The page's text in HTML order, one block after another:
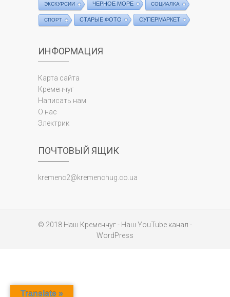
ЭКСКУРСИИ ЧЕРНОЕ МОРЕ СОЦИАЛКА
СПОРТ СТАРЫЕ ФОТО СУПЕРМАРКЕТ
ИНФОРМАЦИЯ
Карта сайта
Кременчуг
Написать нам
О нас
Электрик
ПОЧТОВЫЙ ЯЩИК
kremenc2@kremenchug.co.ua
© 2018 Наш Кременчуг- Наш YouTube канал -
WordPress
Translate »